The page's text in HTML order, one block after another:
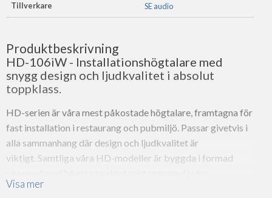
Tillverkare SE audio
Produktbeskrivning
HD-106iW - Installationshögtalare med
snygg design och ljudkvalitet i absolut
toppklass.
HD-serien är våra mest påkostade högtalare, framtagna för
fast installation i restaurang och pubmiljö. Passar givetvis i
alla sammanhang där design och ljudkvalitet är
viktigt. Samtliga våra HD-modeller är byggda i formad
löstagbar installationsplint för enkel montering av
Visa mer